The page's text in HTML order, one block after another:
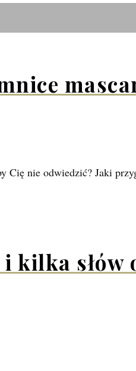
nie odwiedzić? Jaki
kilka słów